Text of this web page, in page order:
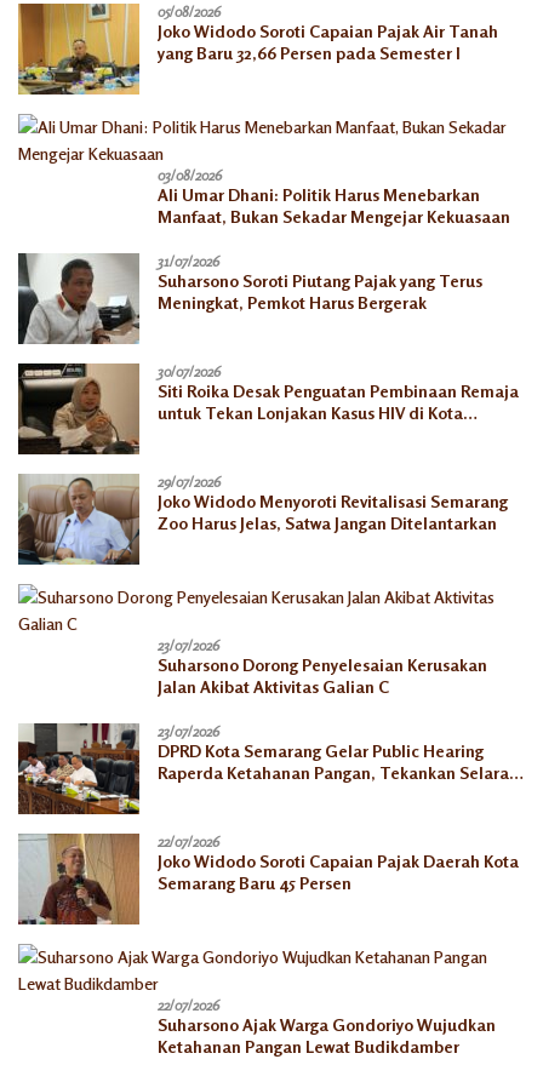
05/08/2026
Joko Widodo Soroti Capaian Pajak Air Tanah
yang Baru 32,66 Persen pada Semester I
03/08/2026
Ali Umar Dhani: Politik Harus Menebarkan
Manfaat, Bukan Sekadar Mengejar Kekuasaan
31/07/2026
Suharsono Soroti Piutang Pajak yang Terus
Meningkat, Pemkot Harus Bergerak
30/07/2026
Siti Roika Desak Penguatan Pembinaan Remaja
untuk Tekan Lonjakan Kasus HIV di Kota
29/07/2026
Joko Widodo Menyoroti Revitalisasi Semarang
Zoo Harus Jelas, Satwa Jangan Ditelantarkan
23/07/2026
Suharsono Dorong Penyelesaian Kerusakan
Jalan Akibat Aktivitas Galian C
23/07/2026
DPRD Kota Semarang Gelar Public Hearing
Raperda Ketahanan Pangan, Tekankan Selaras
22/07/2026
Joko Widodo Soroti Capaian Pajak Daerah Kota
Semarang Baru 45 Persen
22/07/2026
Suharsono Ajak Warga Gondoriyo Wujudkan
Ketahanan Pangan Lewat Budikdamber